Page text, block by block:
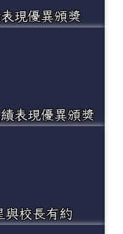
現優異頒獎
表現優異頒獎
與校長有約